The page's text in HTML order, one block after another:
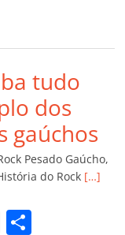
y
Li
n
k
p
ar
til
h
ar
tudo
dos
gaúchos
Pesado Gaúcho,
do Rock […]
C